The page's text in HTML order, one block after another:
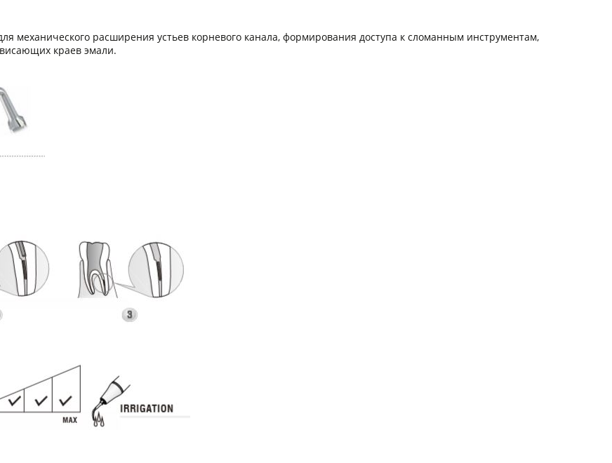
механического расширения устьев корневого канала, формирования доступа к сломанным инструментам,
краев эмали.